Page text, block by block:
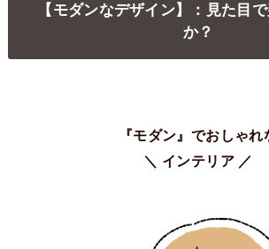
【モダンなデザイン】：見た目
か？
『モダン』でおしゃれ
＼ インテリア ／